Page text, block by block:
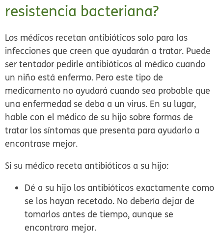
resistencia bacteriana?
Los médicos recetan antibióticos solo para las
infecciones que creen que ayudarán a tratar. Puede
ser tentador pedirle antibióticos al médico cuando
un niño está enfermo. Pero este tipo de
medicamento no ayudará cuando sea probable que
una enfermedad se deba a un virus. En su lugar,
hable con el médico de su hijo sobre formas de
tratar los síntomas que presenta para ayudarlo a
encontrase mejor.
Si su médico receta antibióticos a su hijo:
Dé a su hijo los antibióticos exactamente como
se los hayan recetado. No debería dejar de
tomarlos antes de tiempo, aunque se
encontrara mejor.